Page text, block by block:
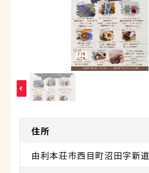
住所
由利本荘市西目町沼田字新